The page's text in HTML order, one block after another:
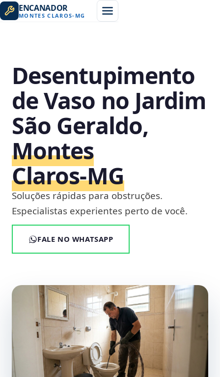
ENCANADOR
MONTES CLAROS- MG
Desentupimento
de Vaso no Jardim
São Geraldo,
Montes
Claros‑MG
Soluções rápidas para obstruções.
Especialistas experientes perto de você.
FALE NO WHATSAPP